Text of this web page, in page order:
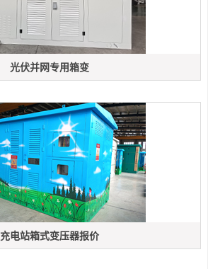
光伏并网专用箱变
充电站箱式变压器报价